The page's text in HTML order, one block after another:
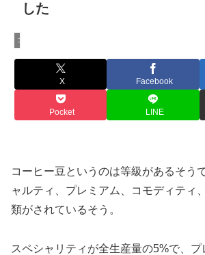
した
コーヒー
X Facebook
Pocket LINE
コーヒー豆というのは等級があるそう
ャルティ、プレミアム、コモディティ
類がされているそう。
スペシャリティが全生産量の5%で、プ